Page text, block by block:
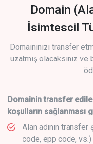
Domain
İsimtescil
Domaininizi transfer
uzatmış olacaksınız
Domainin transfer
koşulların sağlanması
Alan adının
code, epp code, vs.)